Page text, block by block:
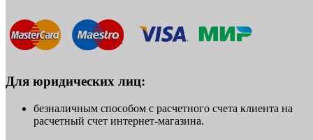
Для юридических лиц:
безналичным способом с расчетного счета клиента на
расчетный счет интернет-магазина.